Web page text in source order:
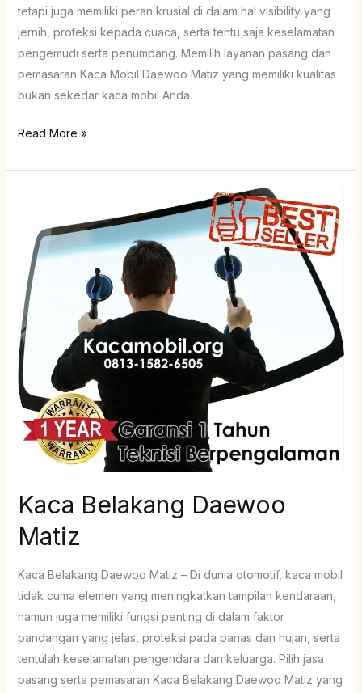
tetapi juga memiliki peran krusial di dalam hal visibility yang
jernih, proteksi kepada cuaca, serta tentu saja keselamatan
pengemudi serta penumpang. Memilih layanan pasang dan
pemasaran Kaca Mobil Daewoo Matiz yang memiliki kualitas
bukan sekedar kaca mobil Anda
Read More »
Kaca Belakang Daewoo
Matiz
Kaca Belakang Daewoo Matiz – Di dunia otomotif, kaca mobil
tidak cuma elemen yang meningkatkan tampilan kendaraan,
namun juga memiliki fungsi penting di dalam faktor
pandangan yang jelas, proteksi pada panas dan hujan, serta
tentulah keselamatan pengendara dan keluarga. Pilih jasa
pasang serta pemasaran Kaca Belakang Daewoo Matiz yang
Daewoo
Matiz